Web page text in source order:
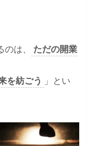
は、
ただの開業
を紡ごう
」とい